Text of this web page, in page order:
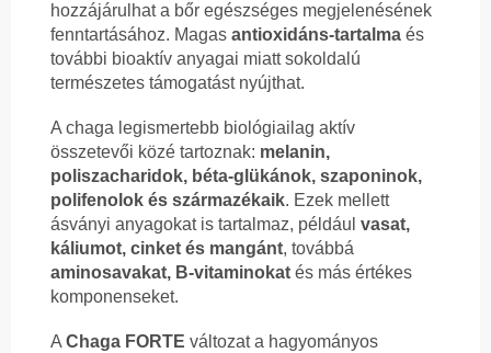
hozzájárulhat a bőr egészséges megjelenésének
fenntartásához. Magas antioxidáns-tartalma és
további bioaktív anyagai miatt sokoldalú
természetes támogatást nyújthat.
A chaga legismertebb biológiailag aktív
összetevői közé tartoznak: melanin,
poliszacharidok, béta-glükánok, szaponinok,
polifenolok és származékaik. Ezek mellett
ásványi anyagokat is tartalmaz, például vasat,
káliumot, cinket és mangánt, továbbá
aminosavakat, B-vitaminokat és más értékes
komponenseket.
A Chaga FORTE változat a hagyományos